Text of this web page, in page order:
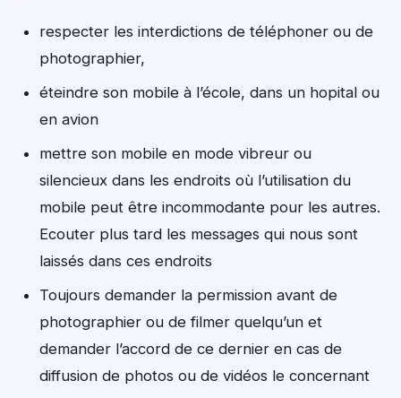
respecter les interdictions de téléphoner ou de
photographier,
éteindre son mobile à l’école, dans un hopital ou
en avion
mettre son mobile en mode vibreur ou
silencieux dans les endroits où l’utilisation du
mobile peut être incommodante pour les autres.
Ecouter plus tard les messages qui nous sont
laissés dans ces endroits
Toujours demander la permission avant de
photographier ou de filmer quelqu’un et
demander l’accord de ce dernier en cas de
diffusion de photos ou de vidéos le concernant